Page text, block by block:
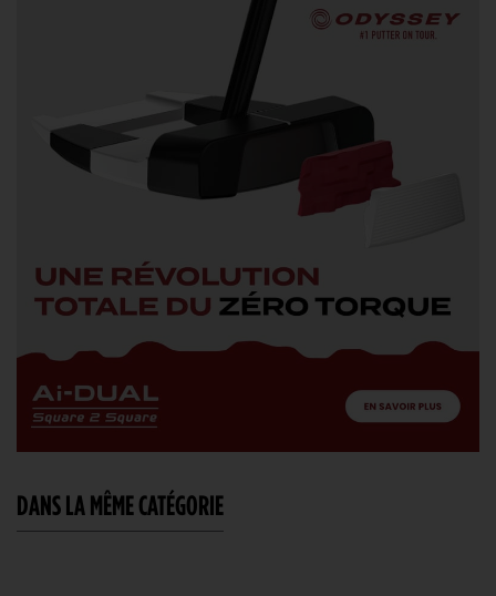
DANS LA MÊME CATÉGORIE